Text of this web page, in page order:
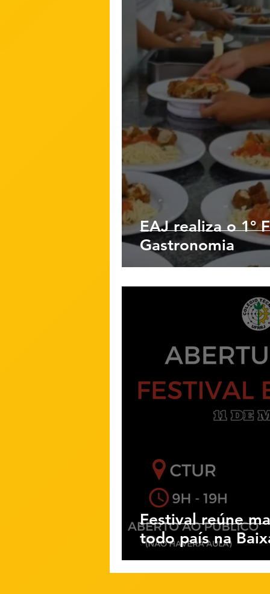
EAJ realiza o 1°
Gastronomia
Festival reúne
todo país na